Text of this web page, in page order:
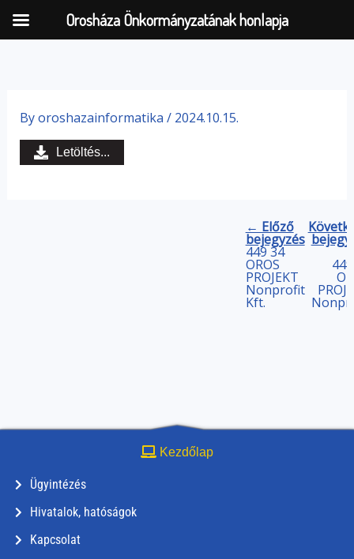
content
Byoroshazainformatika / 2024.10.15.
Letöltés...
← Előző
bejegyzés
449 34
OROS
PROJEKT
Nonprofit
Kft.
Kezdőlap
Ügyintézés
Hivatalok, hatóságok
Kapcsolat
Orosháza Önkormányzatának honlapja